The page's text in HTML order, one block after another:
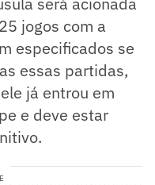
jogos com a
especificados se
essas partidas,
já entrou em
e deve estar